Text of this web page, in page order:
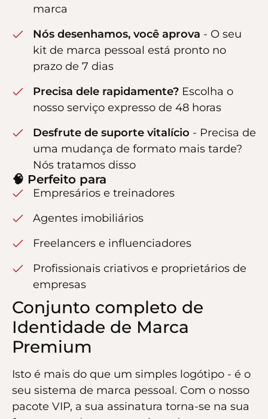
marca
Nós desenhamos, você aprova - O seu
kit de marca pessoal está pronto no
prazo de 7 dias
Precisa dele rapidamente? Escolha o
nosso serviço expresso de 48 horas
Desfrute de suporte vitalício - Precisa de
uma mudança de formato mais tarde?
Nós tratamos disso
🧠 Perfeito para
Empresários e treinadores
Agentes imobiliários
Freelancers e influenciadores
Profissionais criativos e proprietários de
empresas
Conjunto completo de
Identidade de Marca
Premium
Isto é mais do que um simples logótipo - é o
seu sistema de marca pessoal. Com o nosso
pacote VIP, a sua assinatura torna-se na sua